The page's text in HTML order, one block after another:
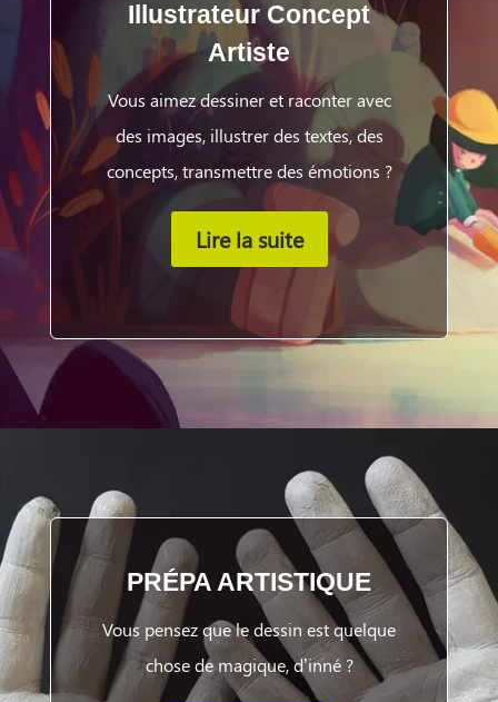
Illustrateur Concept
Artiste
Vous aimez dessiner et raconter avec
des images, illustrer des textes, des
concepts, transmettre des émotions ?
Lire la suite
PRÉPA ARTISTIQUE
Vous pensez que le dessin est quelque
chose de magique, d’inné ?